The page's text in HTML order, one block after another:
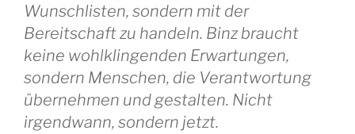
Wunschlisten, sondern mit der
Bereitschaft zu handeln. Binz braucht
keine wohlklingenden Erwartungen,
sondern Menschen, die Verantwortung
übernehmen und gestalten. Nicht
irgendwann, sondern jetzt.